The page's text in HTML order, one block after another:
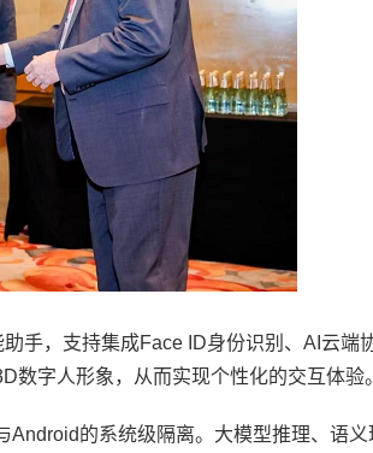
手，支持集成Face ID身份识别、AI云端
字人形象，从而实现个性化的交互体验。
的系统级隔离。大模型推理、语义